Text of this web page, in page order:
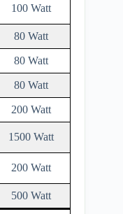
100 Watt
80 Watt
80 Watt
80 Watt
200 Watt
1500 Watt
200 Watt
500 Watt